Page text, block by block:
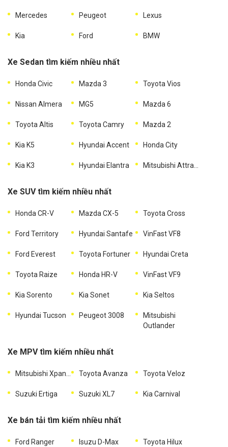
Mercedes Peugeot Lexus
Kia Ford BMW
Xe Sedan tìm kiếm nhiều nhất
Honda Civic Mazda 3 Toyota Vios
Nissan Almera MG5 Mazda 6
Toyota Altis Toyota Camry Mazda 2
Kia K5 Hyundai Accent Honda City
Kia K3 Hyundai Elantra
Xe SUV tìm kiếm nhiều nhất
Honda CR-V Mazda CX-5 Toyota Cross
Ford Territory Hyundai Santafe VinFast VF8
Ford Everest Toyota Fortuner Hyundai Creta
Toyota Raize Honda HR-V VinFast VF9
Kia Sorento Kia Sonet Kia Seltos
Hyundai Tucson Peugeot 3008
Mitsubishi
Outlander
Xe MPV tìm kiếm nhiều nhất
Toyota Avanza Toyota Veloz
Suzuki Ertiga Suzuki XL7 Kia Carnival
Xe bán tải tìm kiếm nhiều nhất
Ford Ranger Isuzu D-Max Toyota Hilux